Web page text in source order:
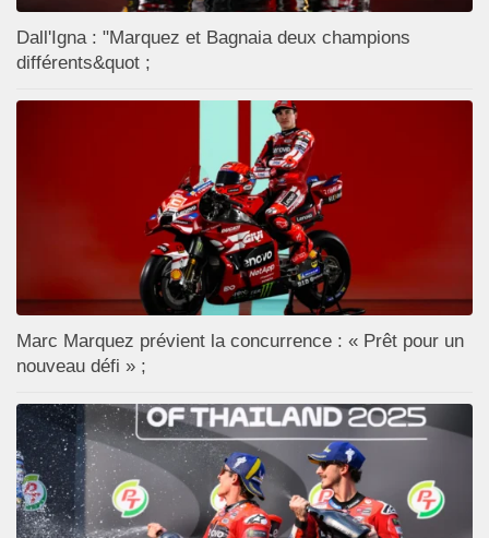
Dall'Igna : "Marquez et Bagnaia deux champions
différents&quot ;
Marc Marquez prévient la concurrence : « Prêt pour un
nouveau défi » ;